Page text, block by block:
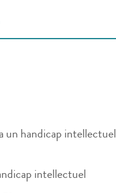
un handicap intellectuel
intellectuel